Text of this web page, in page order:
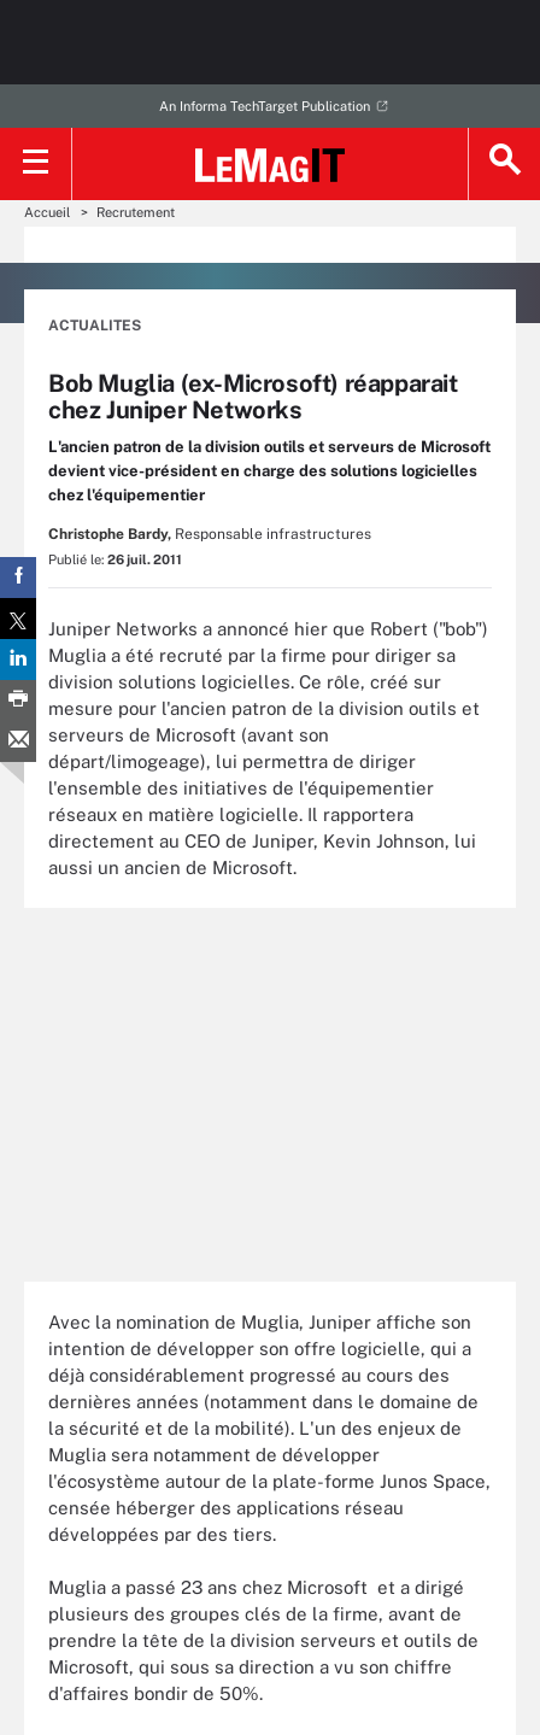
An Informa TechTarget Publication
Accueil Recrutement
ACTUALITES
Bob Muglia (ex-Microsoft) réapparait
chez Juniper Networks
L'ancien patron de la division outils et serveurs de Microsoft
devient vice-président en charge des solutions logicielles
chez l'équipementier
Christophe Bardy, Responsable infrastructures
Publié le: 26 juil. 2011
Juniper Networks a annoncé hier que Robert ("bob")
Muglia a été recruté par la firme pour diriger sa
division solutions logicielles. Ce rôle, créé sur
mesure pour l'ancien patron de la division outils et
serveurs de Microsoft (avant son
départ/limogeage), lui permettra de diriger
l'ensemble des initiatives de l'équipementier
réseaux en matière logicielle. Il rapportera
directement au CEO de Juniper, Kevin Johnson, lui
aussi un ancien de Microsoft.
Avec la nomination de Muglia, Juniper affiche son
intention de développer son offre logicielle, qui a
déjà considérablement progressé au cours des
dernières années (notamment dans le domaine de
la sécurité et de la mobilité). L'un des enjeux de
Muglia sera notamment de développer
l'écosystème autour de la plate-forme Junos Space,
censée héberger des applications réseau
développées par des tiers.
Muglia a passé 23 ans chez Microsoft et a dirigé
plusieurs des groupes clés de la firme, avant de
prendre la tête de la division serveurs et outils de
Microsoft, qui sous sa direction a vu son chiffre
d'affaires bondir de 50%.